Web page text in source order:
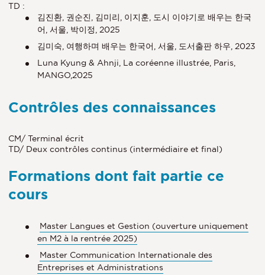
TD :
김진환, 권순진, 김미리, 이지훈, 도시 이야기로 배우는 한국
어, 서울, 박이정, 2025
김미숙, 여행하며 배우는 한국어, 서울, 도서출판 하우, 2023
Luna Kyung & Ahnji, La coréenne illustrée, Paris,
MANGO,2025
Contrôles des connaissances
CM/ Terminal écrit
TD/ Deux contrôles continus (intermédiaire et final)
Formations dont fait partie ce
cours
Master Langues et Gestion (ouverture uniquement
en M2 à la rentrée 2025)
Master Communication Internationale des
Entreprises et Administrations